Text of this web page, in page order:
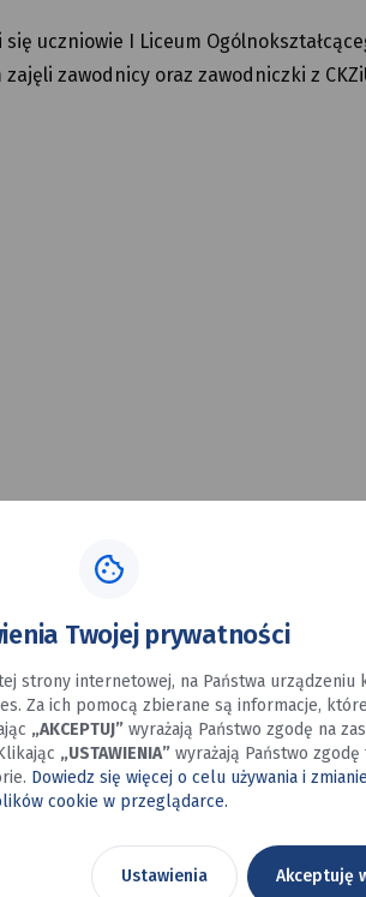
uczniowie I Liceum
zawodnicy oraz zawodniczki z
życzymy powodzenia podczas
Zawodnik
przymierza
lotki
Twojej prywatności
strony internetowej, na Państwa urządzeniu
Za ich pomocą zbierane są informacje,
„AKCEPTUJ” wyrażają Państwo zgodę na
„USTAWIENIA”wyrażają Państwo
Dowiedz się więcej o celu używania i
cookie w przeglądarce.
Ustawienia Akceptuję